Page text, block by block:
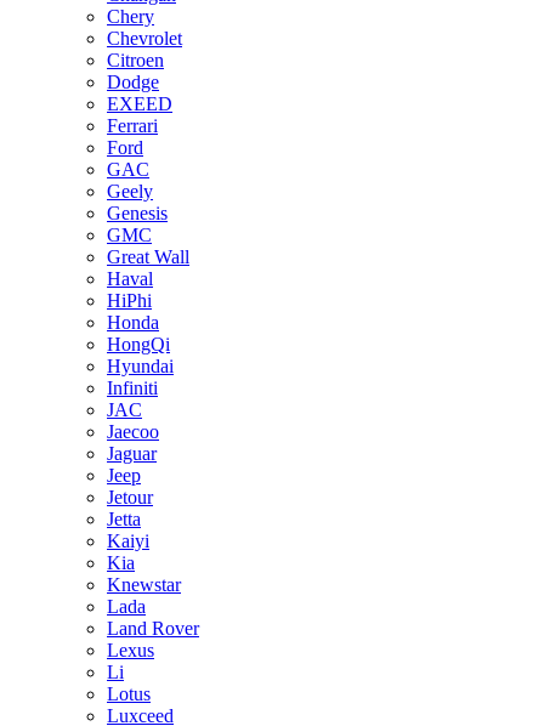
Chery
Chevrolet
Citroen
Dodge
EXEED
Ferrari
Ford
GAC
Geely
Genesis
GMC
Great Wall
Haval
HiPhi
Honda
HongQi
Hyundai
Infiniti
JAC
Jaecoo
Jaguar
Jeep
Jetour
Jetta
Kaiyi
Kia
Knewstar
Lada
Land Rover
Lexus
Li
Lotus
Luxceed